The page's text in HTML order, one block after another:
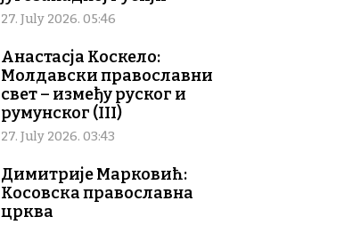
27. July 2026. 05:46
Анастасја Коскело:
Молдавски православни
свет – између руског и
румунског (III)
27. July 2026. 03:43
Димитрије Марковић:
Косовска православна
црква